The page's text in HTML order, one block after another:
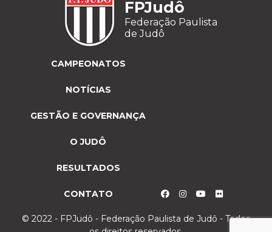
FPJudô
Federação Paulista
de Judô
CAMPEONATOS
NOTÍCIAS
GESTÃO E GOVERNANÇA
O JUDÔ
RESULTADOS
CONTATO
© 2022 - FPJudô - Federação Paulista de Judô - Todos